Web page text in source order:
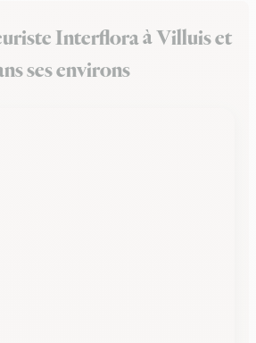
Interflora à Villuis et
ses environs